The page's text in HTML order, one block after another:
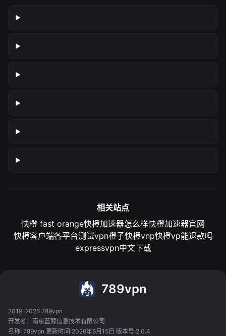
相关站点
快橙 fast orange快橙加速器怎么样快橙加速器官网
快橙客户端各平台测试vpn橙子快橙vnp快橙vp能退款吗
expressvpn中文下载
789vpn
2019-2026 789vpn
开发者：南京蓝鲸信息技术有限公司
名称: 789vpn 更新时间:2026年5月15日 版本号:2.0.4